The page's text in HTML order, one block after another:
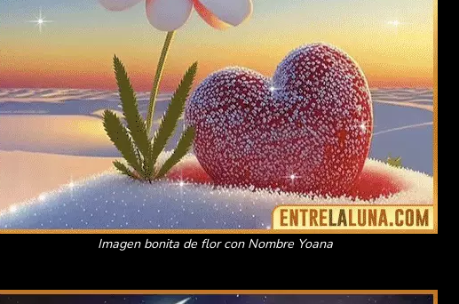
Imagen bonita de flor con Nombre Yoana